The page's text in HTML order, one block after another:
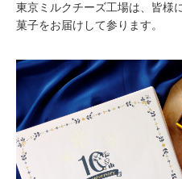
東京ミルクチーズ工場は、皆様
菓子をお届けして参ります。